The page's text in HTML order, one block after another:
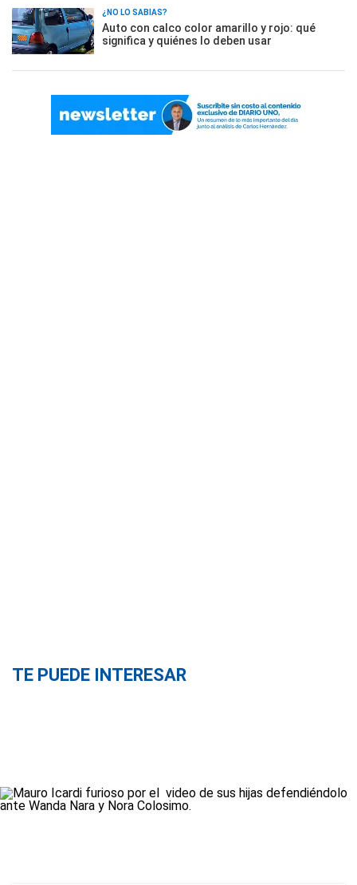
¿NO LO SABÍAS?
Auto con calco color amarillo y rojo: qué
significa y quiénes lo deben usar
TE PUEDE INTERESAR